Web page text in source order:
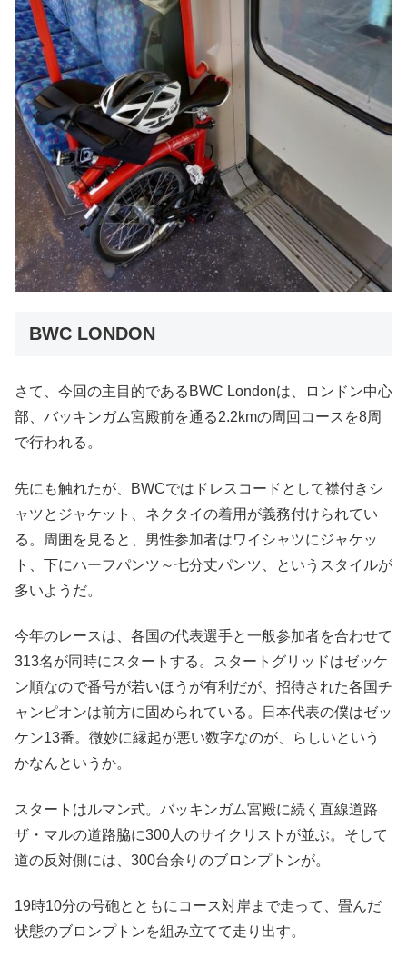
BWC LONDON
さて、今回の主目的であるBWC Londonは、ロンドン中心
部、バッキンガム宮殿前を通る2.2kmの周回コースを8周
で行われる。
先にも触れたが、BWCではドレスコードとして襟付きシ
ャツとジャケット、ネクタイの着用が義務付けられてい
る。周囲を見ると、男性参加者はワイシャツにジャケッ
ト、下にハーフパンツ～七分丈パンツ、というスタイルが
多いようだ。
今年のレースは、各国の代表選手と一般参加者を合わせて
313名が同時にスタートする。スタートグリッドはゼッケ
ン順なので番号が若いほうが有利だが、招待された各国チ
ャンピオンは前方に固められている。日本代表の僕はゼッ
ケン13番。微妙に縁起が悪い数字なのが、らしいという
かなんというか。
スタートはルマン式。バッキンガム宮殿に続く直線道路
ザ・マルの道路脇に300人のサイクリストが並ぶ。そして
道の反対側には、300台余りのブロンプトンが。
19時10分の号砲とともにコース対岸まで走って、畳んだ
状態のブロンプトンを組み立てて走り出す。